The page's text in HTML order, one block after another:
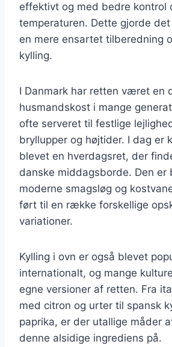
effektivt og med bedre kontrol
temperaturen. Dette gjorde
en mere ensartet tilberedning
kylling.
I Danmark har retten været en
husmandskost i mange
ofte serveret til festlige
bryllupper og højtider. I dag er
blevet en hverdagsret, der
danske middagsborde. Den er
moderne smagsløg og
ført til en række forskellige
variationer.
Kylling i ovn er også blevet
internationalt, og mange
egne versioner af retten. Fra
med citron og urter til spansk
paprika, er der utallige måder
denne alsidige ingrediens på.